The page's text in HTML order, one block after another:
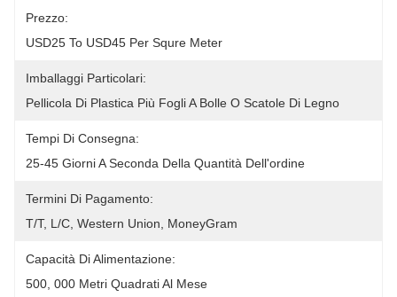
Prezzo:
USD25 To USD45 Per Squre Meter
Imballaggi Particolari:
Pellicola Di Plastica Più Fogli A Bolle O Scatole Di Legno
Tempi Di Consegna:
25-45 Giorni A Seconda Della Quantità Dell'ordine
Termini Di Pagamento:
T/T, L/C, Western Union, MoneyGram
Capacità Di Alimentazione:
500, 000 Metri Quadrati Al Mese